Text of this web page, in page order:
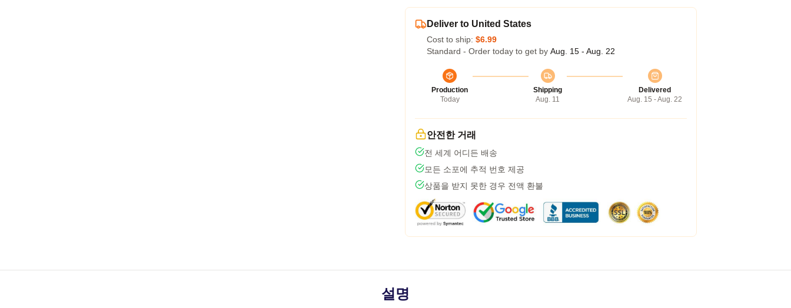
Deliver to United States
Cost to ship: $6.99
Standard - Order today to get by Aug. 15 - Aug. 22
Production
Today
Shipping
Aug. 11
Delivered
Aug. 15 - Aug. 22
안전한 거래
전 세계 어디든 배송
모든 소포에 추적 번호 제공
상품을 받지 못한 경우 전액 환불
설명